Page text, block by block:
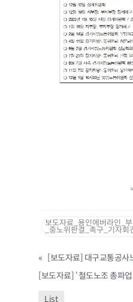
보도자료_용인에버라인_
_중노위판결_촉구_기자
«
[보도자료] 대구교통공사
[보도자료] ‘ 철도노조 총파
List